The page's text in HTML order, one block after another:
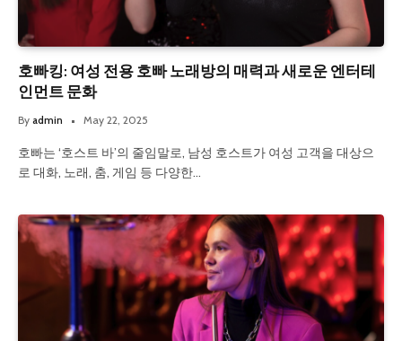
호빠킹: 여성 전용 호빠 노래방의 매력과 새로운 엔터테
인먼트 문화
By admin May 22, 2025
호빠는 ‘호스트 바’의 줄임말로, 남성 호스트가 여성 고객을 대상으
로 대화, 노래, 춤, 게임 등 다양한…